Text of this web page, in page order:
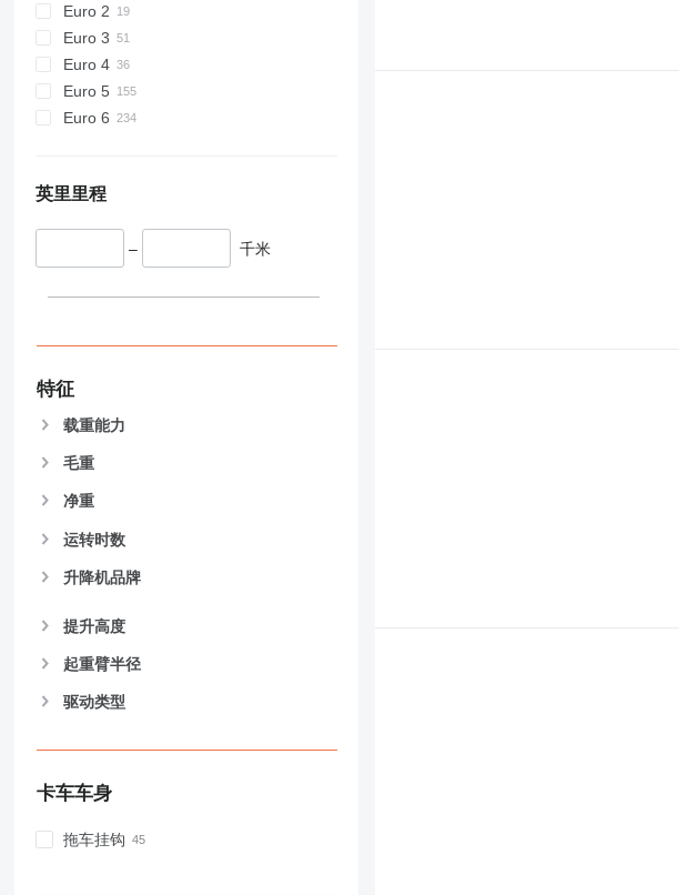
Euro 2
Euro 3
Euro 4
Euro 5
Euro 6
英里里程
– 千米
特征
载重能力
毛重
净重
运转时数
升降机品牌
提升高度
起重臂半径
驱动类型
卡车车身
拖车挂钩